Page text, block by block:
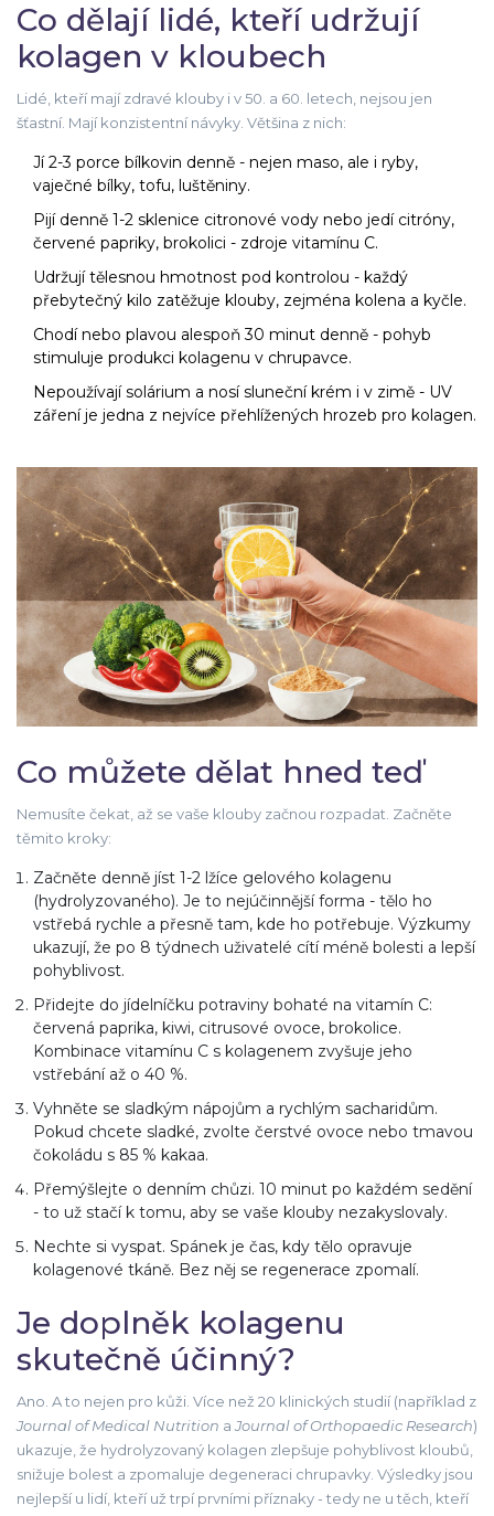
Co dělají lidé, kteří udržují
kolagen v kloubech
Lidé, kteří mají zdravé klouby i v 50. a 60. letech, nejsou jen
šťastní. Mají konzistentní návyky. Většina z nich:
Jí 2-3 porce bílkovin denně - nejen maso, ale i ryby,
vaječné bílky, tofu, luštěniny.
Pijí denně 1-2 sklenice citronové vody nebo jedí citróny,
červené papriky, brokolici - zdroje vitamínu C.
Udržují tělesnou hmotnost pod kontrolou - každý
přebytečný kilo zatěžuje klouby, zejména kolena a kyčle.
Chodí nebo plavou alespoň 30 minut denně - pohyb
stimuluje produkci kolagenu v chrupavce.
Nepoužívají solárium a nosí sluneční krém i v zimě - UV
záření je jedna z nejvíce přehlížených hrozeb pro kolagen.
Co můžete dělat hned teď
Nemusíte čekat, až se vaše klouby začnou rozpadat. Začněte
těmito kroky:
Začněte denně jíst 1-2 lžíce gelového kolagenu
(hydrolyzovaného). Je to nejúčinnější forma - tělo ho
vstřebá rychle a přesně tam, kde ho potřebuje. Výzkumy
ukazují, že po 8 týdnech uživatelé cítí méně bolesti a lepší
pohyblivost.
Přidejte do jídelníčku potraviny bohaté na vitamín C:
červená paprika, kiwi, citrusové ovoce, brokolice.
Kombinace vitamínu C s kolagenem zvyšuje jeho
vstřebání až o 40 %.
Vyhněte se sladkým nápojům a rychlým sacharidům.
Pokud chcete sladké, zvolte čerstvé ovoce nebo tmavou
čokoládu s 85 % kakaa.
Přemýšlejte o denním chůzi. 10 minut po každém sedění
- to už stačí k tomu, aby se vaše klouby nezakyslovaly.
Nechte si vyspat. Spánek je čas, kdy tělo opravuje
kolagenové tkáně. Bez něj se regenerace zpomalí.
Je doplněk kolagenu
skutečně účinný?
Ano. A to nejen pro kůži. Více než 20 klinických studií (například z
Journal of Medical Nutrition aJournal of Orthopaedic Research)
ukazuje, že hydrolyzovaný kolagen zlepšuje pohyblivost kloubů,
snižuje bolest a zpomaluje degeneraci chrupavky. Výsledky jsou
nejlepší u lidí, kteří už trpí prvními příznaky - tedy ne u těch, kteří